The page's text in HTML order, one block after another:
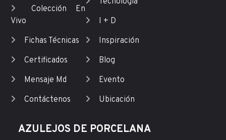
Colección En
Vivo
Fichas Técnicas
Certificados
Mensaje Md
Contáctenos
I + D
Inspiración
Blog
Evento
Ubicación
AZULEJOS DE PORCELANA